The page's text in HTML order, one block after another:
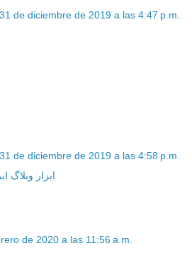
31 de diciembre de 2019 a las 4:47 p.m.
31 de diciembre de 2019 a las 4:58 p.m.
ابزار وبلاگ
de 2020 a las 11:56 a.m.